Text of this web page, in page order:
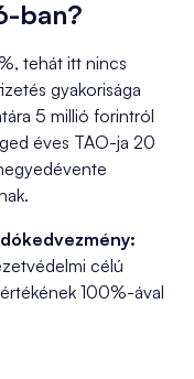
ban?
tehát itt nincs
gyakorisága
5 millió forintról
éves TAO-ja 20
célú
100%-ával